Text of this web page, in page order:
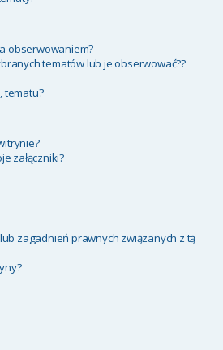
obserwowaniem?
tematów lub je obserwować??
tematu?
załączniki?
zagadnień prawnych związanych z tą